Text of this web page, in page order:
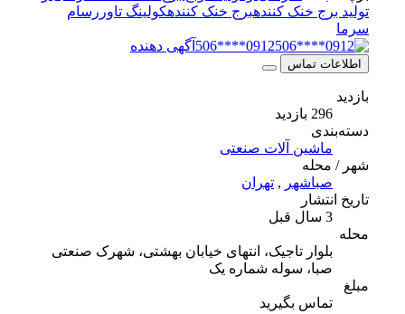
تولید برج خنک کننده برج خنک کننده کولینگ تاوررسام
0912****506
آگهی دهنده
اطلاعات تماس
دسته‌بندی
ماشین آلات صنعتی
شهر / محله
صباشهر,تهران
تاریخ انتشار
بلوار تاجیک، انتهای خیابان بهشتی، شهرک صنعتی
صبا، سوله شماره یک
تماس بگیرید